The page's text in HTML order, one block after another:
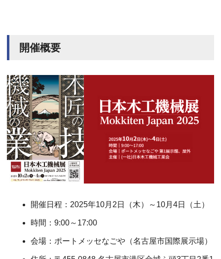
開催概要
開催日程：2025年10月2日（木）～10月4日（土）
時間：9:00～17:00
会場：ポートメッセなごや（名古屋市国際展示場）